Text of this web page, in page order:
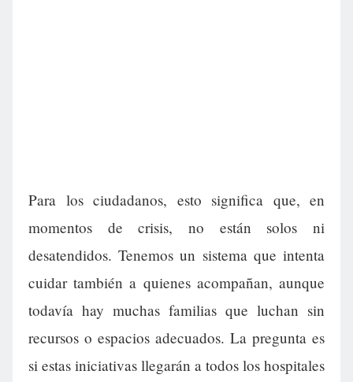
Para los ciudadanos, esto significa que, en
momentos de crisis, no están solos ni
desatendidos. Tenemos un sistema que intenta
cuidar también a quienes acompañan, aunque
todavía hay muchas familias que luchan sin
recursos o espacios adecuados. La pregunta es
si estas iniciativas llegarán a todos los hospitales